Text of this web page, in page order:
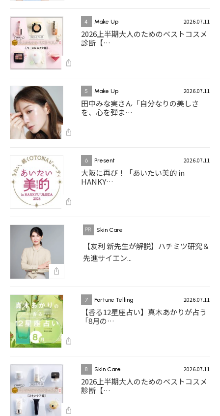
4 Make Up 2026.07.11
2026上半期大人のためのベストコスメ
診断【…
5 Make Up 2026.07.11
田中みな実さん「自分なりの美しさ
を、心を弾ま…
6 Present 2026.07.11
大阪に再び！「あいたい美的 in
HANKY…
Skin Care
【友利 新先生が解説】ハチミツ研究＆
先進サイエン...
7 Fortune Telling 2026.07.11
【香る12星座占い】真木あかりが占う
「8月の…
8 Skin Care 2026.07.11
2026上半期大人のためのベストコスメ
診断【…